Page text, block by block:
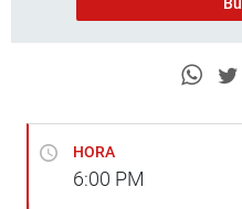
HORA
6:00 PM